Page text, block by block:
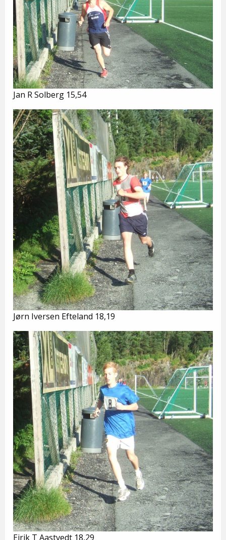
Jan R Solberg 15,54
Jørn Iversen Efteland 18,19
Eirik T Aastvedt 18,29